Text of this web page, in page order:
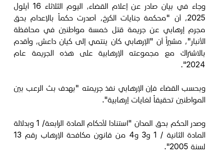
وجاء في بيان صادر عن إعلام القضاء، اليوم الثلاثاء 16 أيلول
2025، أن "محكمة جنايات الكرخ، أصدرت حكماً بالإعدام بحق
مجرم إرهابي عن جريمة قتل خمسة مواطنين في محافظة
الأنبار"، مشيراً أن "الإرهابي كان ينتمي إلى كيان داعش، وأقدم
بالاشتراك مع مجموعته الإرهابية على هذه الجريمة عام
2024".
وبحسب القضاء فإن الإرهابي نفذ جريمته "بهدف بث الرعب بين
المواطنين تحقيقاً لغايات إرهابية".
وصدر الحكم بحق المدان "استنادا لأحكام المادة الرابعة/ 1 وبدلالة
المادة الثانية / 1 و3 و4 من قانون مكافحة الإرهاب رقم 13
لسنة 2005".